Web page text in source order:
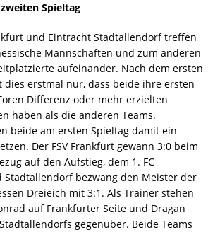
zweiten Spieltag
und Eintracht Stadtallendorf treffen
Mannschaften und zum anderen
aufeinander. Nach dem ersten
dies erstmal nur, dass beide ihre ersten
Differenz oder mehr erzielten
haben als die anderen Teams.
beide am ersten Spieltag damit ein
Der FSV Frankfurt gewann 3:0 beim
auf den Aufstieg, dem 1. FC
Stadtallendorf bezwang den Meister der
Dreieich mit 3:1. Als Trainer stehen
auf Frankfurter Seite und Dragan
gegenüber. Beide Teams